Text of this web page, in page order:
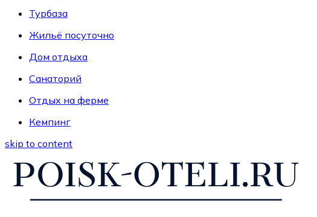
Турбаза
Жильё посуточно
Дом отдыха
Санаторий
Отдых на ферме
Кемпинг
skip to content